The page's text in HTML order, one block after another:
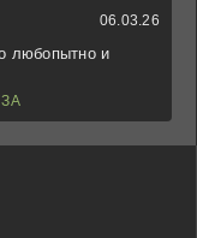
06.03.26
любопытно и